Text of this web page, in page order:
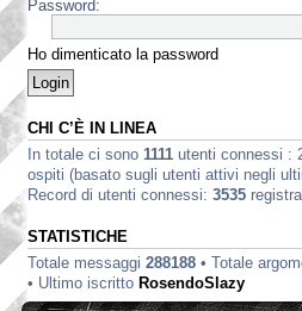
Password:
Ho dimenticato la password
CHI C’È IN LINEA
In totale ci sono 1111 utenti connessi :
ospiti (basato sugli utenti attivi negli
Record di utenti connessi: 3535
STATISTICHE
Totale messaggi 288188 • Totale
• Ultimo iscritto RosendoSlazy